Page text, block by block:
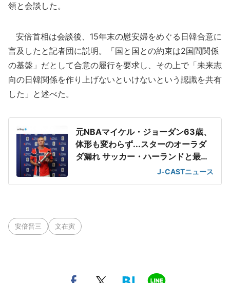
領と会談した。
安倍首相は会談後、15年末の慰安婦をめぐる日韓合意に
言及したと記者団に説明。「国と国との約束は2国間関係
の基盤」だとして合意の履行を要求し、その上で「未来志
向の日韓関係を作り上げないといけないという認識を共有
した」と述べた。
元NBAマイケル・ジョーダン63歳、
体形も変わらず...スターのオーラダ
ダ漏れ サッカー・ハーランドと最強
J-CASTニュース
安倍晋三 文在寅